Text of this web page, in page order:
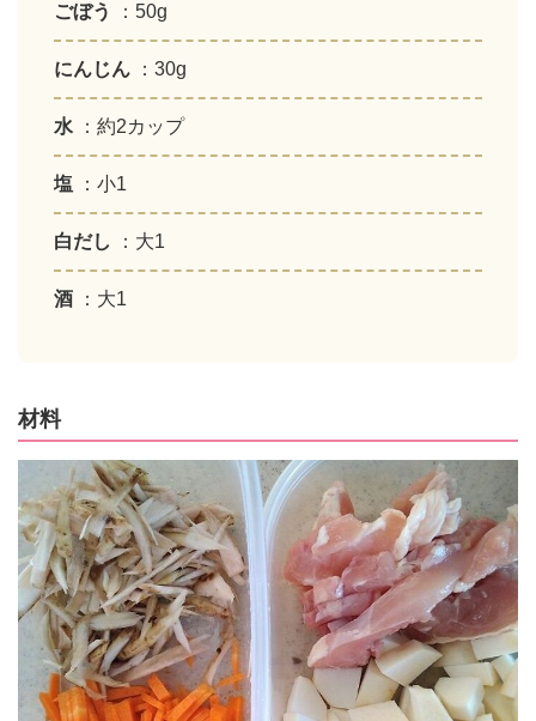
ごぼう ：50g
にんじん ：30g
水 ：約2カップ
塩 ：小1
白だし ：大1
酒 ：大1
材料